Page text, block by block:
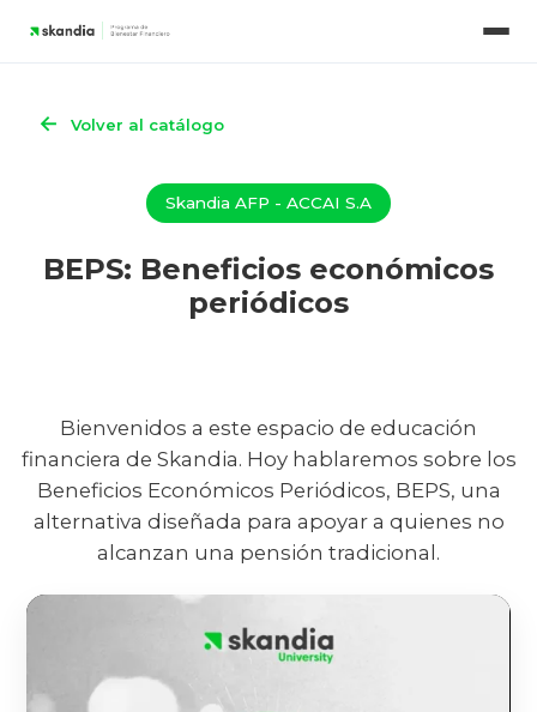
Beneficios econOmicos periOdicos
Simuladores
← Volver al catálogo
Skandia AFP - ACCAI S.A
BEPS: Beneficios económicos
periódicos
Bienvenidos a este espacio de educación
financiera de Skandia. Hoy hablaremos sobre los
Beneficios Económicos Periódicos, BEPS, una
alternativa diseñada para apoyar a quienes no
alcanzan una pensión tradicional.